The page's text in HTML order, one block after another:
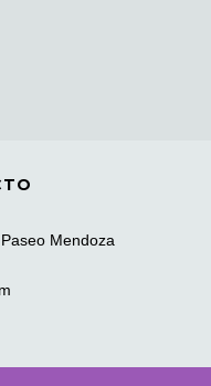
Mendoza